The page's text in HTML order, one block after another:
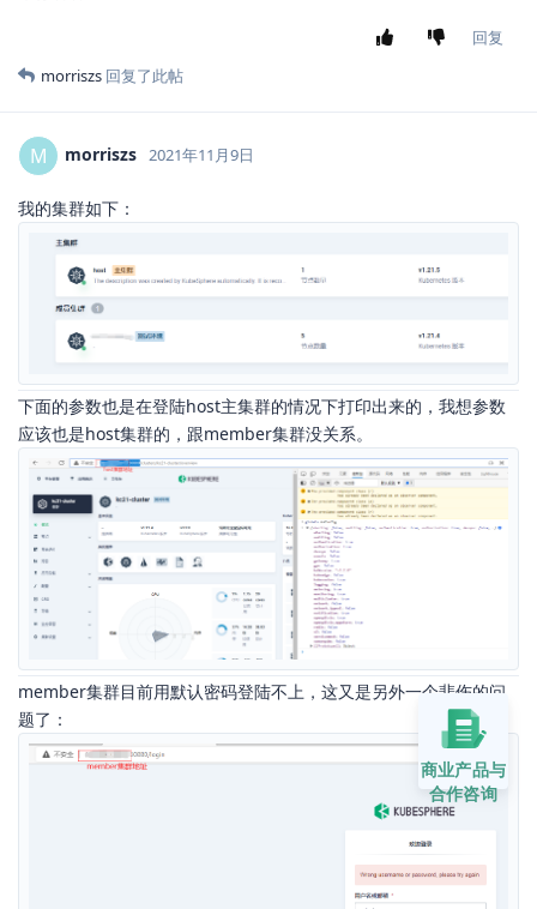
回复
morriszs 回复了此帖
M morriszs 2021年11月9日
我的集群如下：
下面的参数也是在登陆host主集群的情况下打印出来的，我想参数
应该也是host集群的，跟member集群没关系。
member集群目前用默认密码登陆不上，这又是另外一个悲伤的问
题了：
商业产品与
合作咨询